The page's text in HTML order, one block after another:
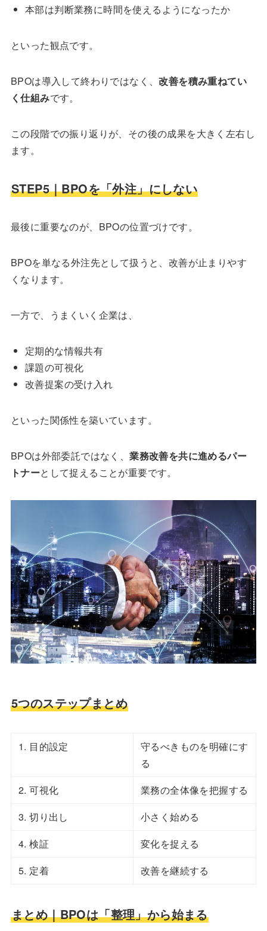
本部は判断業務に時間を使えるようになったか
といった観点です。
BPOは導入して終わりではなく、改善を積み重ねてい
く仕組みです。
この段階での振り返りが、その後の成果を大きく左右し
ます。
STEP5｜BPOを「外注」にしない
最後に重要なのが、BPOの位置づけです。
BPOを単なる外注先として扱うと、改善が止まりやす
くなります。
一方で、うまくいく企業は、
定期的な情報共有
課題の可視化
改善提案の受け入れ
といった関係性を築いています。
BPOは外部委託ではなく、業務改善を共に進めるパー
トナーとして捉えることが重要です。
5つのステップまとめ
1. 目的設定
守るべきものを明確にす
る
2. 可視化
業務の全体像を把握する
3. 切り出し
小さく始める
4. 検証
変化を捉える
5. 定着
改善を継続する
まとめ｜BPOは「整理」から始まる